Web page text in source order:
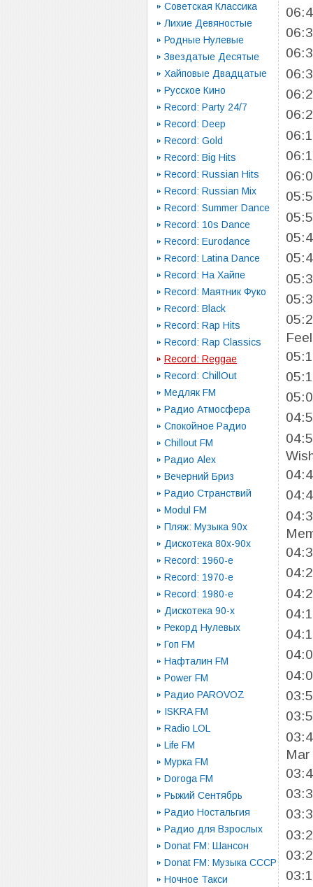
Советская Классика
Лихие Девяностые
Родные Нулевые
Звездатые Десятые
Хайповые Двадцатые
Русское Кино
Record: Party 24/7
Record: Deep
Record: Gold
Record: Big Hits
Record: Russian Hits
Record: Russian Mix
Record: Summer Dance
Record: 10s Dance
Record: Eurodance
Record: Latina Dance
Record: На Хайпе
Record: Маятник Фуко
Record: Black
Record: Rap Hits
Record: Rap Classics
Record: Reggae
Record: ChillOut
Медляк FM
Радио Атмосфера
Спокойное Радио
Chillout FM
Радио Alex
Вечерний Бриз
Радио Странствий
Modul FM
Пляж: Музыка 90х
Дискотека 80х-90х
Record: 1960-e
Record: 1970-e
Record: 1980-e
Дискотека 90-х
Рекорд Нулевых
Гоп FM
Нафталин FM
Power FM
Радио PAROVOZ
ISKRA FM
Radio LOL
Life FM
Мурка FM
Doroga FM
Рыжий Сентябрь
Радио Ностальгия
Радио для Взрослых
Donat FM: Шансон
Donat FM: Музыка СССР
Ночное Такси
Mar